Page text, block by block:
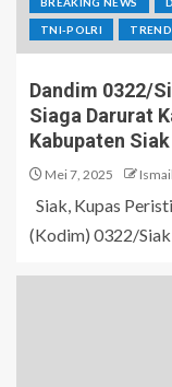
TNI-POLRI
Dandim 0322/
Siaga Darurat
Kabupaten Siak
Mei 7, 2025
Siak, Kupas
(Kodim) 0322/